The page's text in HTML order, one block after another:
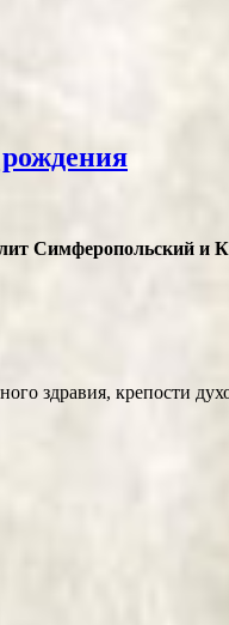
Симферопольский
здравия, крепости